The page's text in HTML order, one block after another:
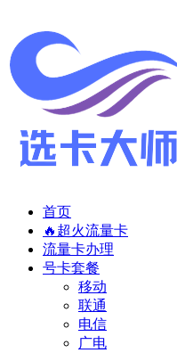
首页
🔥超火流量卡
流量卡办理
号卡套餐
移动
联通
电信
广电